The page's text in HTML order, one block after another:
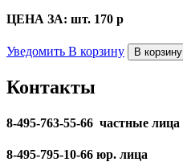
ЦЕНА ЗА: шт. 170 p
Уведомить В корзину В корзину
Контакты
8-495-763-55-66 частные лица
8-495-795-10-66 юр. лица